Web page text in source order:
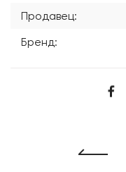
Продавец:
Бренд: